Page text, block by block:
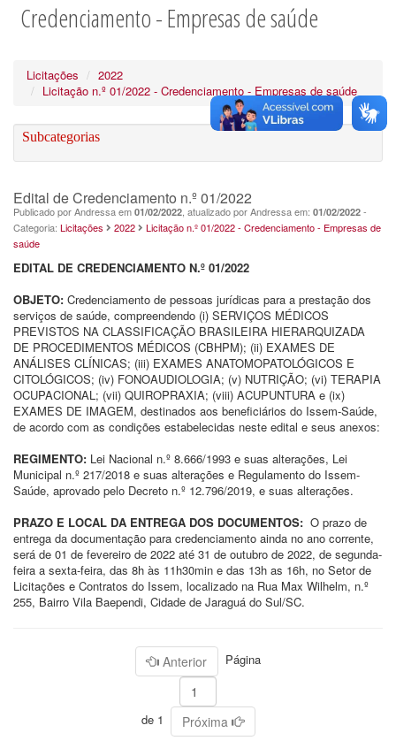
Credenciamento - Empresas de saúde
Licitações
2022
Licitação n.º 01/2022 - Credenciamento - Empresas de saúde
Subcategorias
Edital de Credenciamento n.º 01/2022
Publicado por Andressa em 01/02/2022 , atualizado por Andressa em: 01/02/2022 -
Categoria: Licitações 2022
Licitação n.º 01/2022 - Credenciamento - Empresas de
saúde
EDITAL DE CREDENCIAMENTO N.º 01/2022
OBJETO: Credenciamento de pessoas jurídicas para a prestação dos
serviços de saúde, compreendendo (i) SERVIÇOS MÉDICOS
PREVISTOS NA CLASSIFICAÇÃO BRASILEIRA HIERARQUIZADA
DE PROCEDIMENTOS MÉDICOS (CBHPM); (ii) EXAMES DE
ANÁLISES CLÍNICAS; (iii) EXAMES ANATOMOPATOLÓGICOS E
CITOLÓGICOS; (iv) FONOAUDIOLOGIA; (v) NUTRIÇÃO; (vi) TERAPIA
OCUPACIONAL; (vii) QUIROPRAXIA; (viii) ACUPUNTURA e (ix)
EXAMES DE IMAGEM, destinados aos beneficiários do Issem-Saúde,
de acordo com as condições estabelecidas neste edital e seus anexos:
REGIMENTO: Lei Nacional n.º 8.666/1993 e suas alterações, Lei
Municipal n.º 217/2018 e suas alterações e Regulamento do Issem-
Saúde, aprovado pelo Decreto n.º 12.796/2019, e suas alterações.
PRAZO E LOCAL DA ENTREGA DOS DOCUMENTOS: O prazo de
entrega da documentação para credenciamento ainda no ano corrente,
será de 01 de fevereiro de 2022 até 31 de outubro de 2022, de segunda-
feira a sexta-feira, das 8h às 11h30min e das 13h as 16h, no Setor de
Licitações e Contratos do Issem, localizado na Rua Max Wilhelm, n.º
255, Bairro Vila Baependi, Cidade de Jaraguá do Sul/SC.
Anterior Página
de 1 Próxima